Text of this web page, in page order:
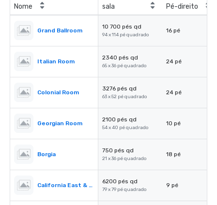
Nome
sala
Pé-direito
Grand Ballroom
10 700 pés qd
94 x 114 pé quadrado
16 pé
Italian Room
2340 pés qd
65 x 36 pé quadrado
24 pé
Colonial Room
3276 pés qd
63 x 52 pé quadrado
24 pé
Georgian Room
2100 pés qd
54 x 40 pé quadrado
10 pé
Borgia
750 pés qd
21 x 36 pé quadrado
18 pé
California East & West
6200 pés qd
79 x 79 pé quadrado
9 pé